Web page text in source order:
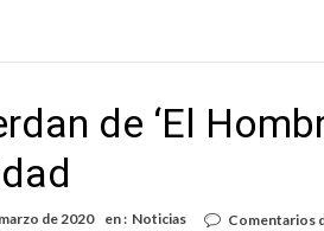
de ‘El
de 2020 en : Noticias Comentarios